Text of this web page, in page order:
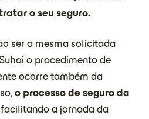
o seu seguro.
ser a mesma solicitada
o procedimento de
ocorre também da
o processo de seguro da
facilitando a jornada da